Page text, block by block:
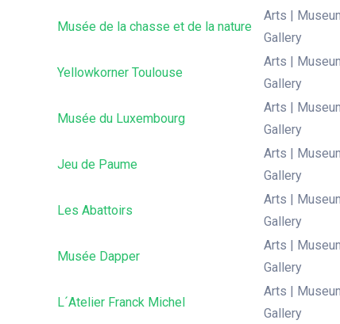
Musée de la chasse et de la nature
Arts |
Gallery
Yellowkorner Toulouse
Arts |
Gallery
Musée du Luxembourg
Arts |
Gallery
Jeu de Paume
Arts |
Gallery
Les Abattoirs
Arts |
Gallery
Musée Dapper
Arts |
Gallery
L´Atelier Franck Michel
Arts |
Gallery